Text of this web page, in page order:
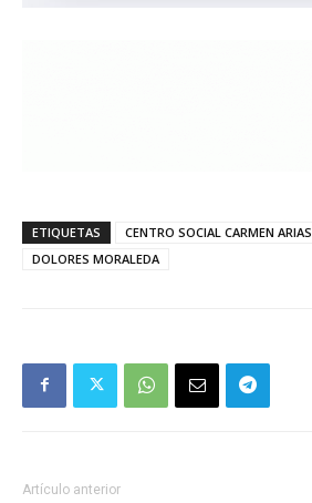
ETIQUETAS CENTRO SOCIAL CARMEN ARIAS
DOLORES MORALEDA
Artículo anterior